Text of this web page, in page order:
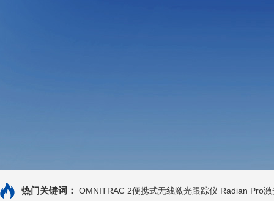
热门关键词： OMNITRAC 2便携式无线激光跟踪仪 Radian Pro